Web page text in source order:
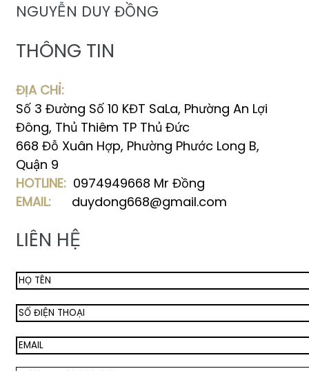
NGUYỄN DUY ĐỒNG
THÔNG TIN
ĐỊA CHỈ:
Số 3 Đường Số 10 KĐT SaLa, Phường An Lợi
Đông, Thủ Thiêm TP Thủ Đức
668 Đỗ Xuân Hợp, Phường Phước Long B,
Quận 9
HOTLINE: 0974949668 Mr Đồng
EMAIL: duydong668@gmail.com
LIÊN HỆ